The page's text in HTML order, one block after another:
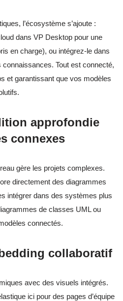
l’écosystème s’ajoute :
dans VP Desktop pour une
en charge), ou intégrez-le dans
Tout est connecté,
et garantissant que vos modèles
approfondie
connexes
gère les projets complexes.
directement des diagrammes
intégrer dans des systèmes plus
de classes UML ou
connectés.
collaboratif
avec des visuels intégrés.
ici pour des pages d’équipe